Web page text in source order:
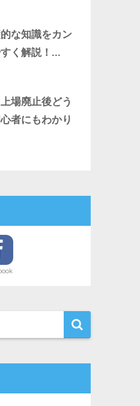
な知識をカン
く解説！...
場廃止後どう
者にもわかり